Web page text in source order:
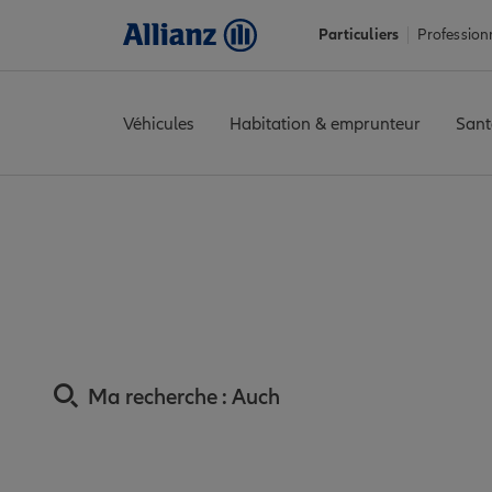
Particuliers
Véhicules Habitation & emprunteur
Ma recherche : Auch